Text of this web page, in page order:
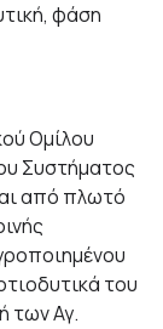
φάση
Ομίλου
Συστήματος
από πλωτό
του
των Αγ.